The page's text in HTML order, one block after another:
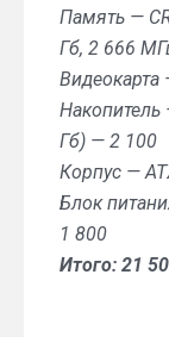
Память —
Гб, 2 666
Видеокарта
Накопитель
Гб) — 2 100
Корпус —
Блок
1 800
Итого: 21